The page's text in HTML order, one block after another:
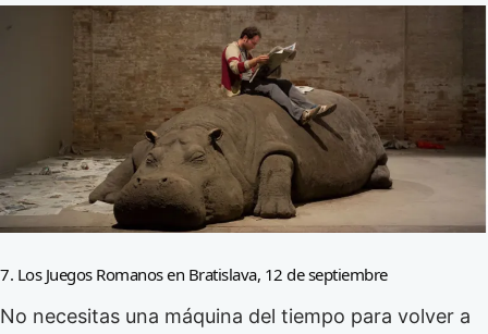
7. Los Juegos Romanos en Bratislava, 12 de septiembre
No necesitas una máquina del tiempo para volver a